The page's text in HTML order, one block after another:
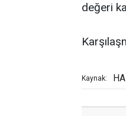
değeri
Kaynak: